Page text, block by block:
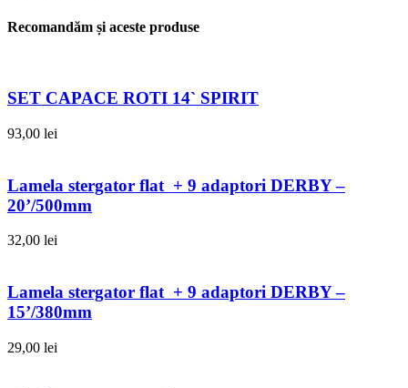
Recomandăm și aceste produse
SET CAPACE ROTI 14` SPIRIT
93,00 lei
Lamela stergator flat + 9 adaptori DERBY –
20’/500mm
32,00 lei
Lamela stergator flat + 9 adaptori DERBY –
15’/380mm
29,00 lei